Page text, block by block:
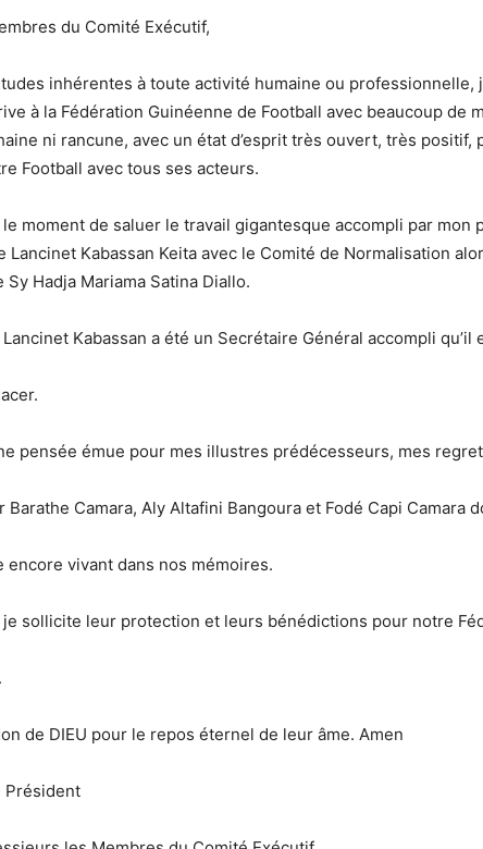
du Comité Exécutif,
inhérentes à toute activité humaine ou professionnelle,
à la Fédération Guinéenne de Football avec beaucoup de
ni rancune, avec un état d’esprit très ouvert, très positif,
Football avec tous ses acteurs.
le moment de saluer le travail gigantesque accompli par mon
Lancinet Kabassan Keita avec le Comité de Normalisation
Hadja Mariama Satina Diallo.
Kabassan a été un Secrétaire Général accompli qu’il
pensée émue pour mes illustres prédécesseurs, mes
Barathe Camara, Aly Altafini Bangoura et Fodé Capi Camara
encore vivant dans nos mémoires.
je sollicite leur protection et leurs bénédictions pour notre
de DIEU pour le repos éternel de leur âme. Amen
Président